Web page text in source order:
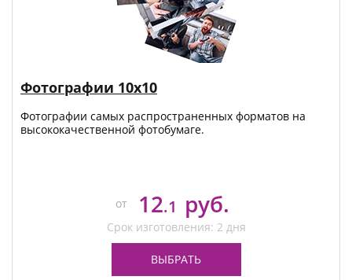
Фотографии 10х10
Фотографии самых распространенных форматов на
высококачественной фотобумаге.
от 12.1 руб.
Срок изготовления: 2 дня
ВЫБРАТЬ